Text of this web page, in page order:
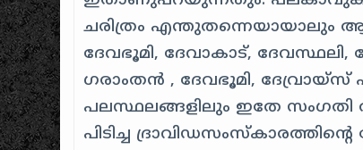
ചരിത്രം എന്തുതന്നെയായാലും
ദേവഭൂമി, ദേവാകാട്, ദേവസ്ഥലി,
ഗരാംതന്‍, ദേവഭൂമി, ദേവ്രായ്സ്
പലസ്ഥലങ്ങളിലും ഇതേ സംഗതി
പിടിച്ച